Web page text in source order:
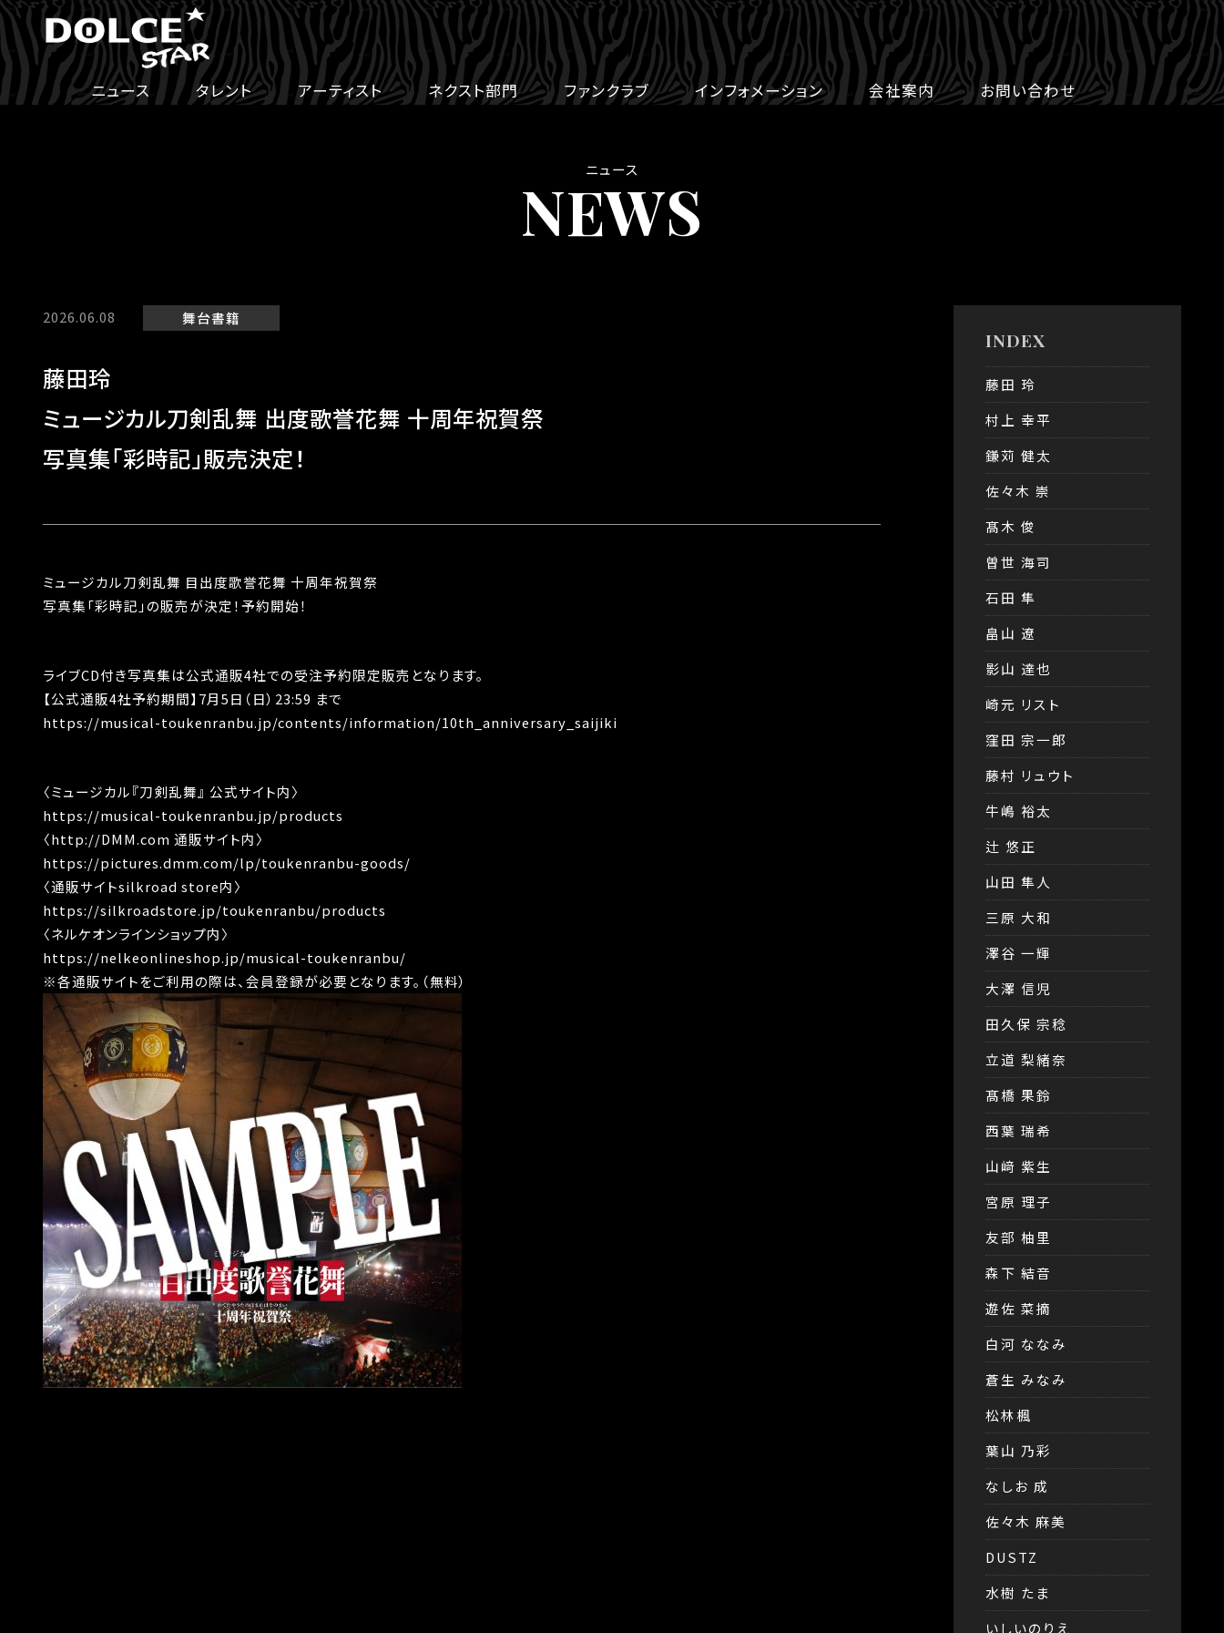
ニュース タレント アーティスト ネクスト部門 ファンクラブ インフォメーション 会社案内 お問い合わせ
ニュース
NEWS
2026.06.08 舞台書籍
藤田玲
ミュージカル刀剣乱舞 出度歌誉花舞 十周年祝賀祭
写真集「彩時記」販売決定！
ミュージカル刀剣乱舞 目出度歌誉花舞 十周年祝賀祭
写真集「彩時記」の販売が決定！予約開始！
ライブCD付き写真集は公式通販4社での受注予約限定販売となります。
【公式通販4社予約期間】7月5日（日）23:59 まで
https://musical-toukenranbu.jp/contents/information/10th_anniversary_saijiki
〈ミュージカル『刀剣乱舞』 公式サイト内〉
https://musical-toukenranbu.jp/products
〈http://DMM.com 通販サイト内〉
https://pictures.dmm.com/lp/toukenranbu-goods/
〈通販サイトsilkroad store内〉
https://silkroadstore.jp/toukenranbu/products
〈ネルケオンラインショップ内〉
https://nelkeonlineshop.jp/musical-toukenranbu/
※各通販サイトをご利用の際は、会員登録が必要となります。（無料）
INDEX
藤田 玲
村上 幸平
鎌苅 健太
佐々木 崇
髙木 俊
曽世 海司
石田 隼
畠山 遼
影山 達也
崎元 リスト
窪田 宗一郎
藤村 リュウト
牛嶋 裕太
辻 悠正
山田 隼人
三原 大和
澤谷 一輝
大澤 信児
田久保 宗稔
立道 梨緒奈
髙橋 果鈴
西葉 瑞希
山﨑 紫生
宮原 理子
友部 柚里
森下 結音
遊佐 菜摘
白河 ななみ
蒼生 みなみ
松林楓
葉山 乃彩
なしお 成
佐々木 麻美
DUSTZ
水樹 たま
いしいのりえ